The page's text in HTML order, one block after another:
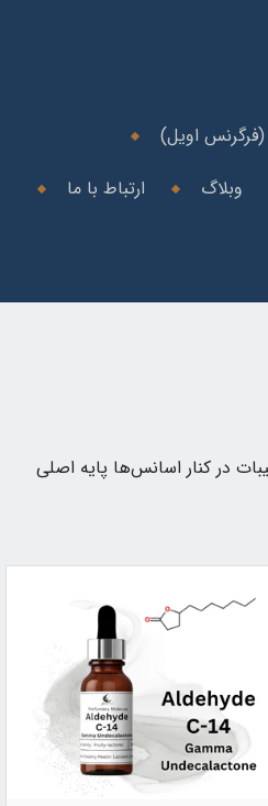
اویل)
وبلاگ
ارتباط با ما
در کنار اسانس‌ها پایه اصلی